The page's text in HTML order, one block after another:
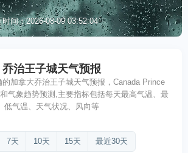
优
时间：2026-08-09 03:52:04
乔治王子城天气预报
加拿大乔治王子城天气预报，Canada Prince
气象趋势预测,主要指标包括每天最高气温、最
低气温、天气状况、风向等
7天 10天 15天 最近30天